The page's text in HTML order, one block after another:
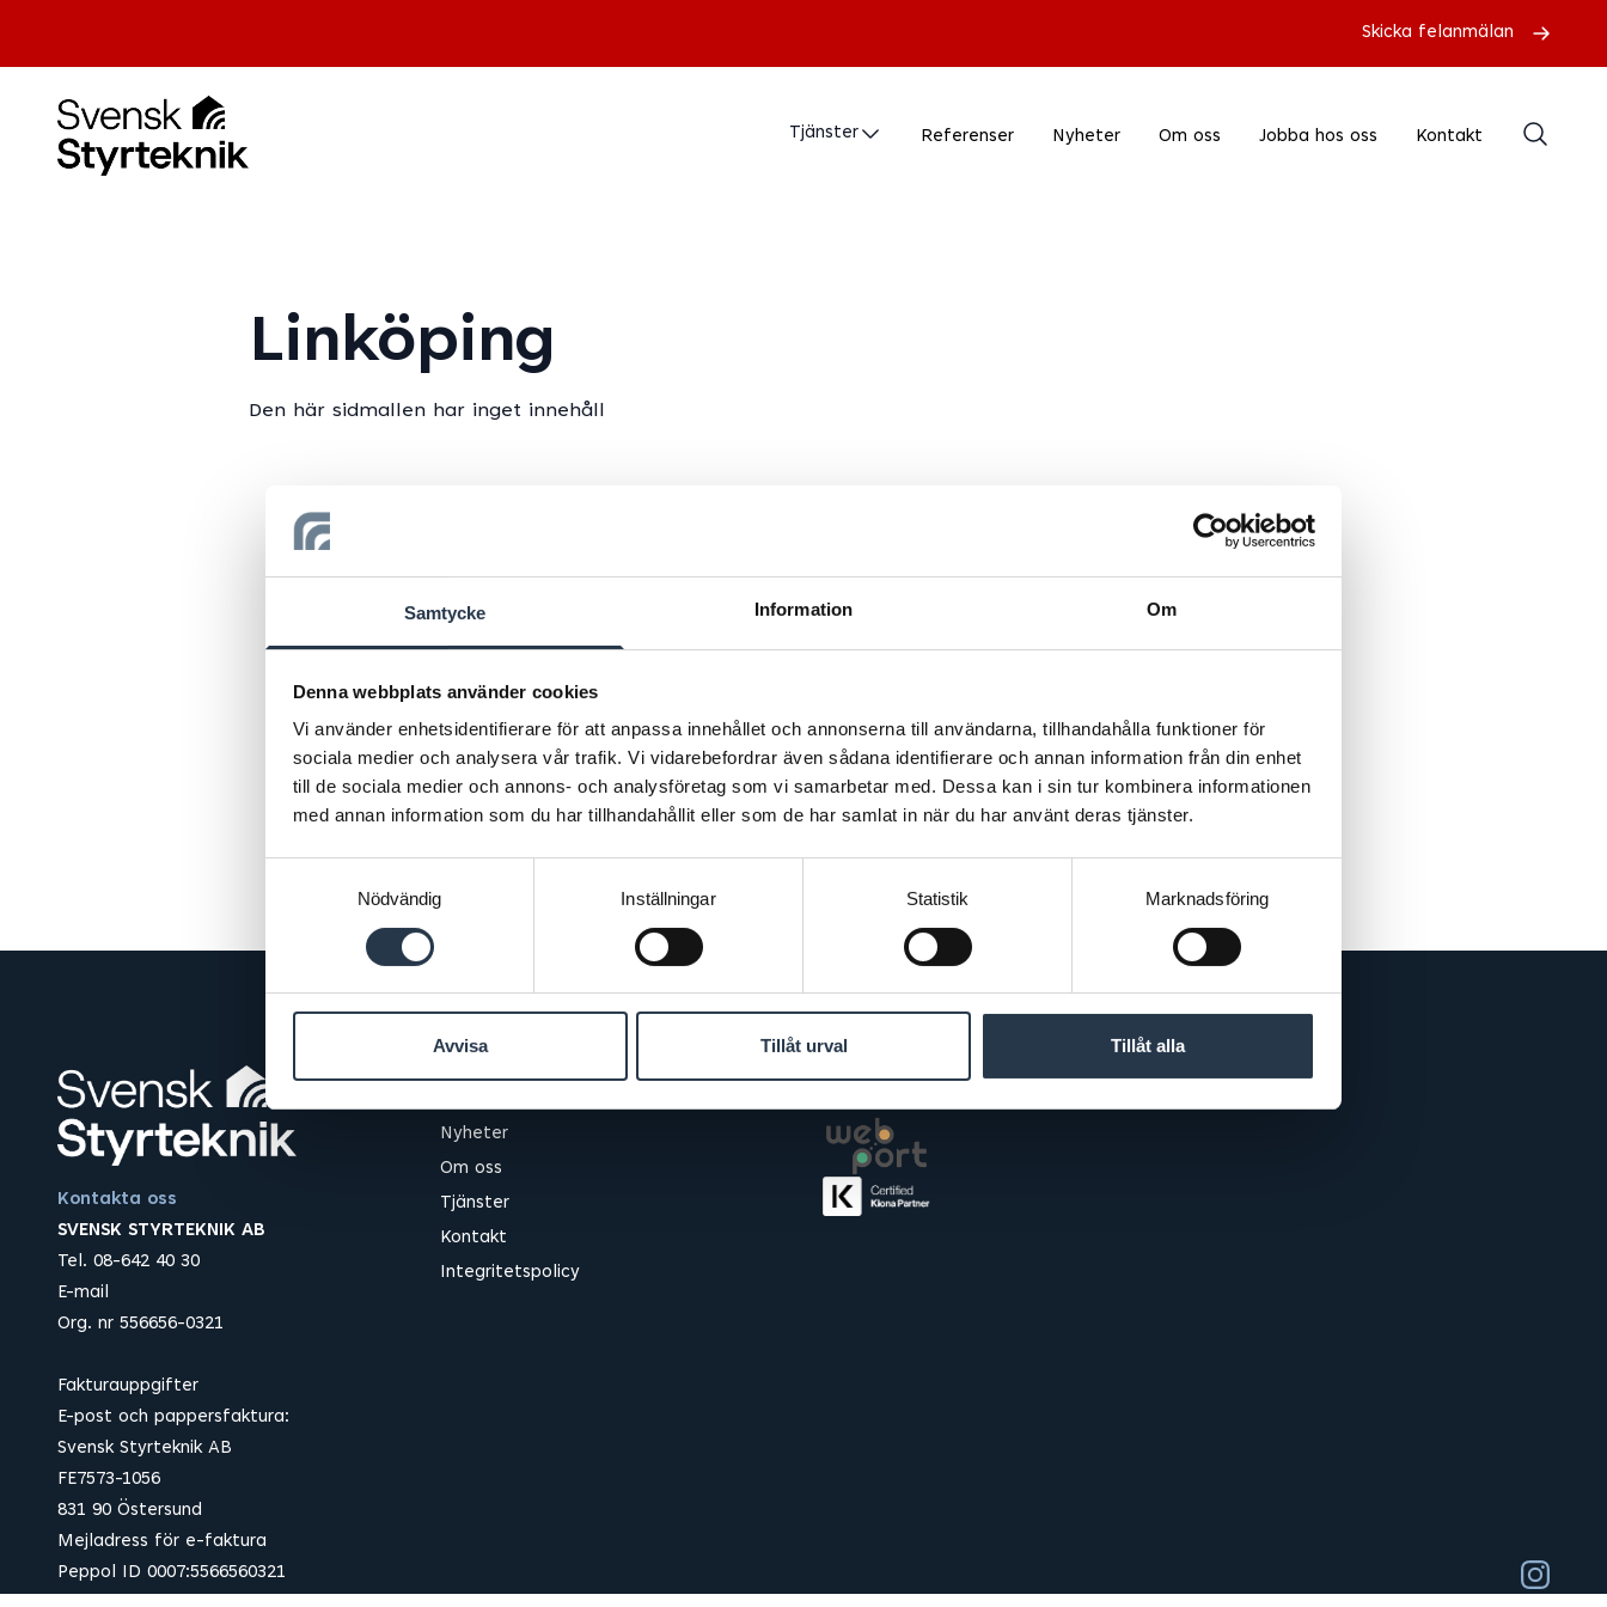
Samtycke Information Om
Denna webbplats använder cookies
Vi använder enhetsidentifierare för att anpassa innehållet och annonserna till användarna, tillhandahålla funktioner för
sociala medier och analysera vår trafik. Vi vidarebefordrar även sådana identifierare och annan information från din enhet
till de sociala medier och annons- och analysföretag som vi samarbetar med. Dessa kan i sin tur kombinera informationen
med annan information som du har tillhandahållit eller som de har samlat in när du har använt deras tjänster.
Nödvändig
Inställningar Statistik Marknadsföring
Avvisa Tillåt urval Tillåt alla
Skicka felanmälan
Tjänster Referenser Nyheter Om oss Jobba hos oss Kontakt
Linköping
Den här sidmallen har inget innehåll
Kontakta oss
SVENSK STYRTEKNIK AB
Tel. 08-642 40 30
E-mail
Org. nr 556656-0321
Fakturauppgifter
E-post och pappersfaktura:
Svensk Styrteknik AB
FE7573-1056
831 90 Östersund
Mejladress för e-faktura
Peppol ID 0007:5566560321
Nyheter
Om oss
Tjänster
Kontakt
Integritetspolicy